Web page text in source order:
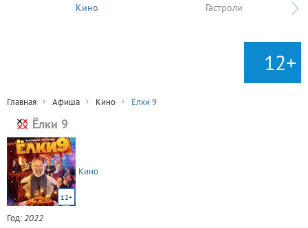
Кино Гастроли
12+
Главная Афиша Кино Ёлки 9
Ёлки 9
12+
Кино
Год:2022